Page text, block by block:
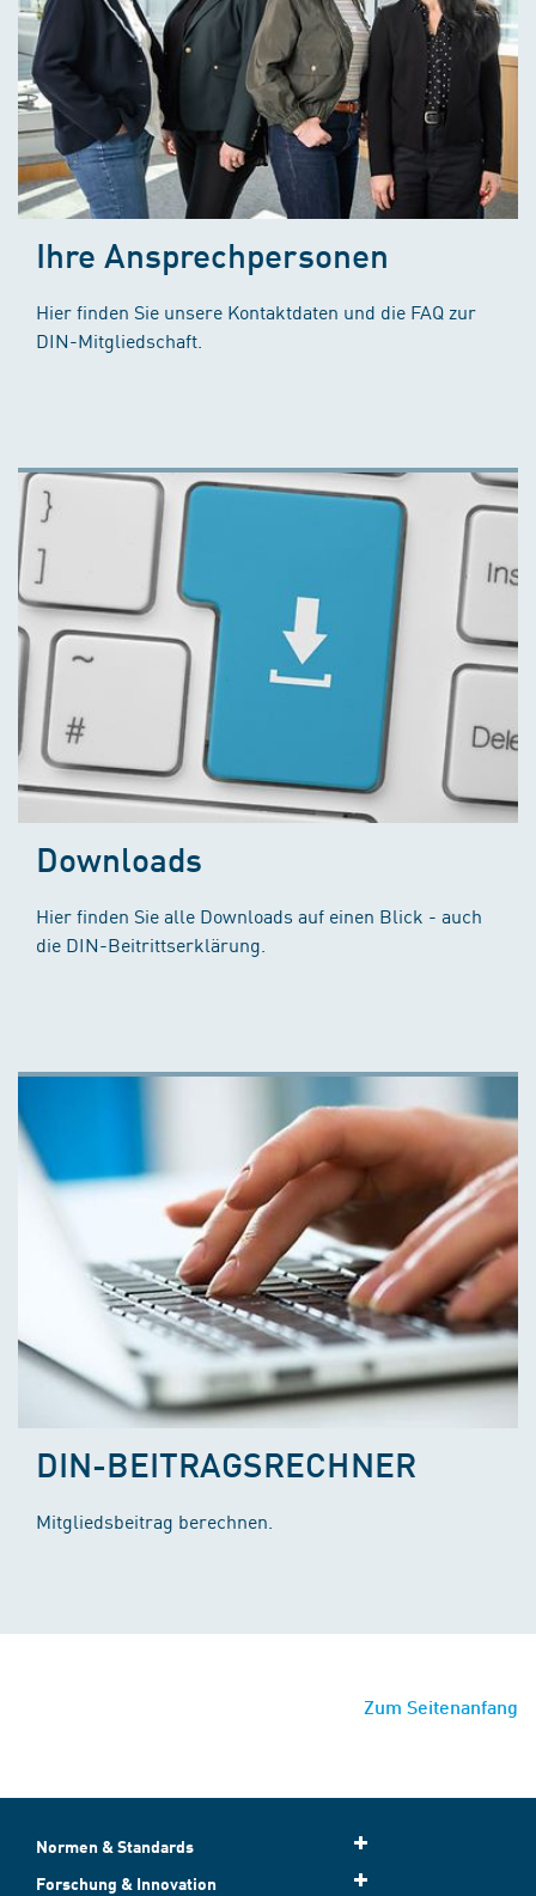
Ihre Ansprechpersonen
Hier finden Sie unsere Kontaktdaten und die FAQ zur
DIN-Mitgliedschaft.
Downloads
Hier finden Sie alle Downloads auf einen Blick - auch
die DIN-Beitrittserklärung.
DIN-BEITRAGSRECHNER
Mitgliedsbeitrag berechnen.
Zum Seitenanfang
Normen & Standards
Forschung & Innovation